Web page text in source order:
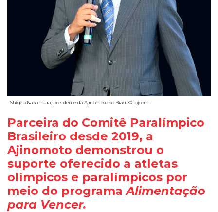
Shigeo Nakamura, presidente da Ajinomoto do Brasil © fpjcom
Parceira do Comitê Paralímpico
Brasileiro desde 2019, a
Ajinomoto demonstrou o
suporte oferecido a atletas
olímpicos e paralímpicos por
meio do programaAlimentação
para Vencer.